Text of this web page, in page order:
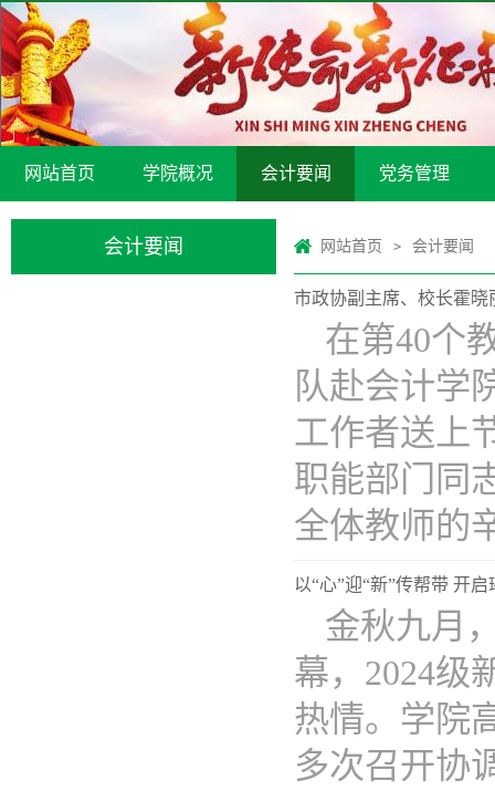
网站首页 学院概况 会计要闻 党务管理
会计要闻 网站首页 > 会计要闻
市政协副主席、校长霍
在第40个
队赴会计学
工作者送上
职能部门同
全体教师的
以“心”迎“新”传帮带 开
金秋九月
幕，2024级
热情。学院
多次召开协